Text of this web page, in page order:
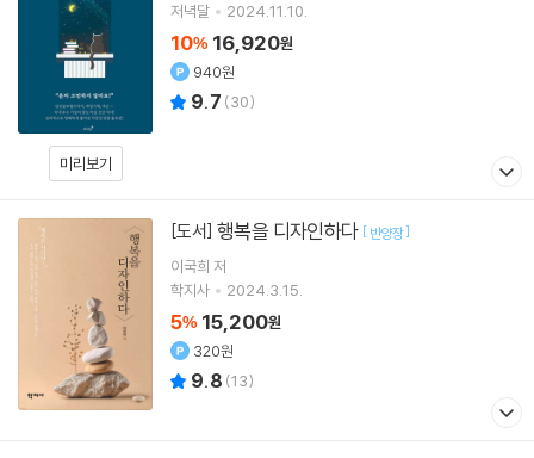
미리보기
저녁달
2024.11.10.
10% 16,920원
940원
9.7 (30)
[도서] 행복을 디자인하다 [ 반양장]
이국희 저
학지사
2024.3.15.
5% 15,200원
320원
9.8 (13)